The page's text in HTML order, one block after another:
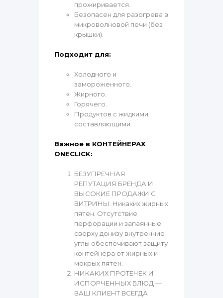
прожиривается.
Безопасен для разогрева в
микроволновой печи (без
крышки).
Подходит для:
Холодного и
замороженного.
Жирного.
Горячего.
Продуктов с жидкими
составляющими.
Важное в КОНТЕЙНЕРАХ
ONECLICK:
БЕЗУПРЕЧНАЯ
РЕПУТАЦИЯ БРЕНДА И
ВЫСОКИЕ ПРОДАЖИ С
ВИТРИНЫ. Никаких жирных
пятен. Отсутствие
перфорации и запаянные
сверху донизу внутренние
углы обеспечивают защиту
контейнера от жирных и
мокрых пятен.
НИКАКИХ ПРОТЕЧЕК И
ИСПОРЧЕННЫХ БЛЮД —
ВАШ КЛИЕНТ ВСЕГДА